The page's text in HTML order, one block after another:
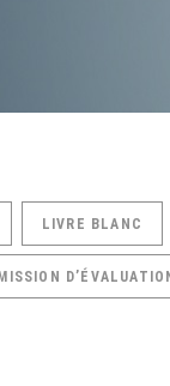
LIVRE BLANC